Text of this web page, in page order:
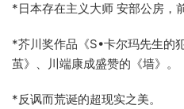
*日本存在主义大师 安部公房，
*芥川奖作品《S•卡尔玛先生的
茧》、川端康成盛赞的《墙》。
*反讽而荒诞的超现实之美。